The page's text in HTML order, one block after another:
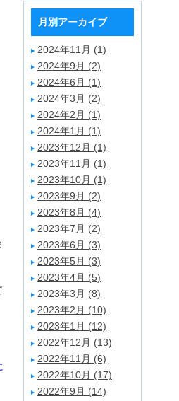
月別アーカイブ
2024年11月 (1)
2024年9月 (2)
2024年6月 (1)
2024年3月 (2)
2024年2月 (1)
2024年1月 (1)
2023年12月 (1)
2023年11月 (1)
2023年10月 (1)
2023年9月 (2)
2023年8月 (4)
2023年7月 (2)
2023年6月 (3)
2023年5月 (3)
2023年4月 (5)
2023年3月 (8)
2023年2月 (10)
2023年1月 (12)
2022年12月 (13)
2022年11月 (6)
2022年10月 (17)
2022年9月 (14)